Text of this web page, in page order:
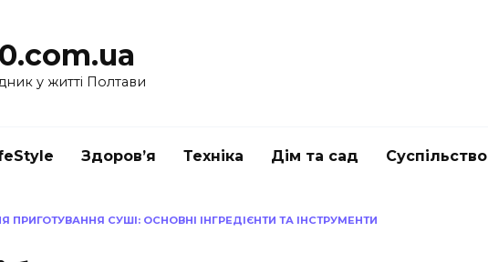
у житті Полтави
Здоров’я Техніка Дім та сад Суспільство
ПРИГОТУВАННЯ СУШІ: ОСНОВНІ ІНГРЕДІЄНТИ ТА ІНСТРУМЕНТИ